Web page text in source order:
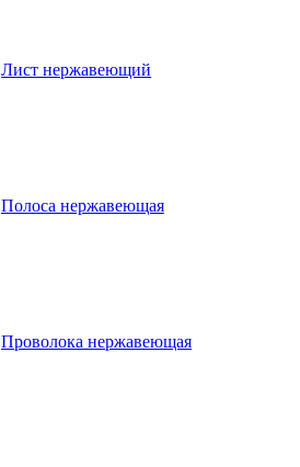
Лист нержавеющий
Полоса нержавеющая
Проволока нержавеющая